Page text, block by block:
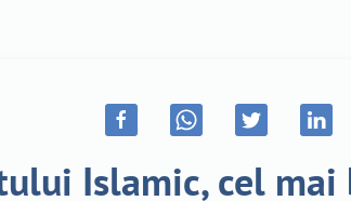
Islamic, cel